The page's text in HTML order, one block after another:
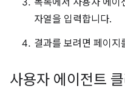
자열을 입력합니다.
결과를 보려면 페이지
사용자 에이전트